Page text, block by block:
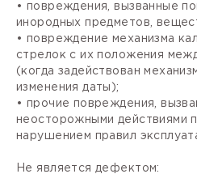
• повреждения, вызванные
инородных предметов,
• повреждение механизма
стрелок с их положения
(когда задействован
изменения даты);
• прочие повреждения,
неосторожными действиями
нарушением правил
Не является дефектом: